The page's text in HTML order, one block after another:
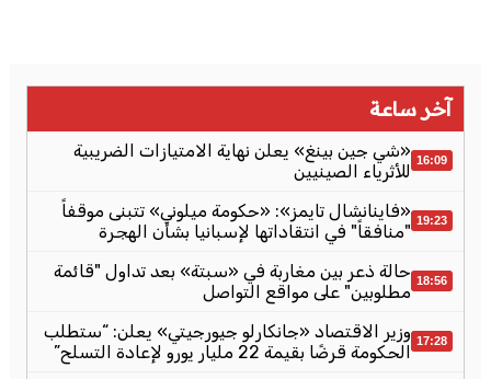
آخر ساعة
16:09 «شي جين بينغ» يعلن نهاية الامتيازات الضريبية
للأثرياء الصينيين
19:23 «فاينانشال تايمز»: «حكومة ميلوني» تتبنى موقفاً
"منافقاً" في انتقاداتها لإسبانيا بشأن الهجرة
18:56 حالة ذعر بين مغاربة في «سبتة» بعد تداول "قائمة
مطلوبين" على مواقع التواصل
17:28 وزير الاقتصاد «جانكارلو جيورجيتي» يعلن: “ستطلب
الحكومة قرضًا بقيمة 22 مليار يورو لإعادة التسلح”